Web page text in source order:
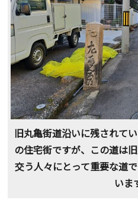
旧丸亀街道沿いに残されて
の住宅街ですが、この道は
交う人々にとって重要な道
いま